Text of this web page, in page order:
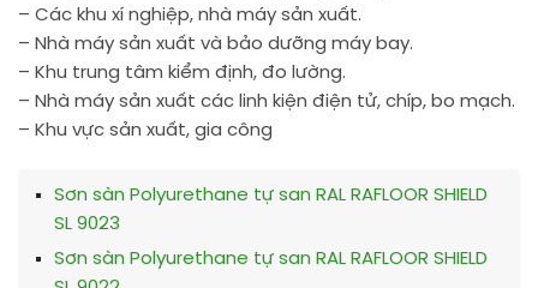
– Các khu xí nghiệp, nhà máy sản xuất.
– Nhà máy sản xuất và bảo dưỡng máy bay.
– Khu trung tâm kiểm định, đo lường.
– Nhà máy sản xuất các linh kiện điện tử, chíp, bo mạch.
– Khu vực sản xuất, gia công
Sơn sàn Polyurethane tự san RAL RAFLOOR SHIELD
SL 9023
Sơn sàn Polyurethane tự san RAL RAFLOOR SHIELD